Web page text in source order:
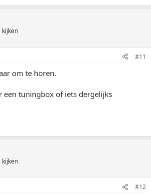
kijken
#11
om te horen.
een tuningbox of iets dergelijks
kijken
#12